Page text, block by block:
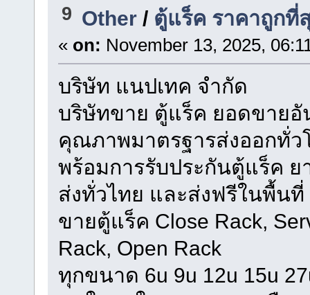
9 Other / ตู้แร็ค ราคาถูกที่
« on: November 13, 2025,
บริษัท แนปเทค จำกัด
บริษัทขาย ตู้แร็ค ยอดขาย
คุณภาพมาตรฐารส่งออกทั่ว
พร้อมการรับประกันตู้แร็ค ย
ส่งทั่วไทย และส่งฟรีในพื้นที่
ขายตู้แร็ค Close Rack,
Rack, Open Rack
ทุกขนาด 6u 9u 12u 15u